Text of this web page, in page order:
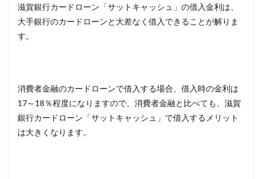
滋賀銀行カードローン「サットキャッシュ」の借入金利は、
大手銀行のカードローンと大差なく借入できることが解りま
す。
消費者金融のカードローンで借入する場合、借入時の金利は
17～18％程度になりますので、消費者金融と比べても、滋賀
銀行カードローン「サットキャッシュ」で借入するメリット
は大きくなります。